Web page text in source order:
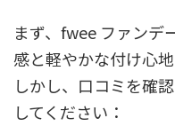
まず、fwee ファンデ
感と軽やかな付け心
しかし、口コミを確
してください：